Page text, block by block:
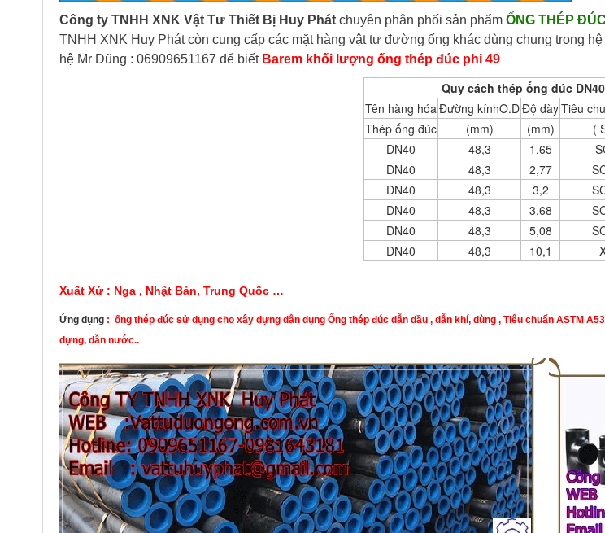
Công ty TNHH XNK Vật Tư Thiết Bị Huy Phát chuyên phân phối sản phẩm ỐNG THÉP
TNHH XNK Huy Phát còn cung cấp các mặt hàng vật tư đường ống khác dùng chung trong
hệ Mr Dũng : 06909651167 để biết Barem khối lượng ống thép đúc phi 49
Quy cách thép ống đúc
Tên hàng hóaĐường kínhO.DĐộ dàyTiêu
Thép ống đúc
(mm) (mm) (
DN40
48,3 1,65
DN40
48,3 2,77
DN40
48,3 3,2
DN40
48,3 3,68
DN40
48,3 5,08
DN40
48,3 10,1
Xuất Xứ : Nga , Nhật Bản, Trung Quốc …
Ứng dụng : ống thép đúc sử dụng cho xây dựng dân dụng Ống thép đúc dẫn dầu , dẫn khí, dùng , Tiêu chuẩn ASTM
dựng, dẫn nước..